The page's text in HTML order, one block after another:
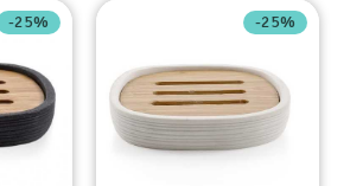
-25% -25%